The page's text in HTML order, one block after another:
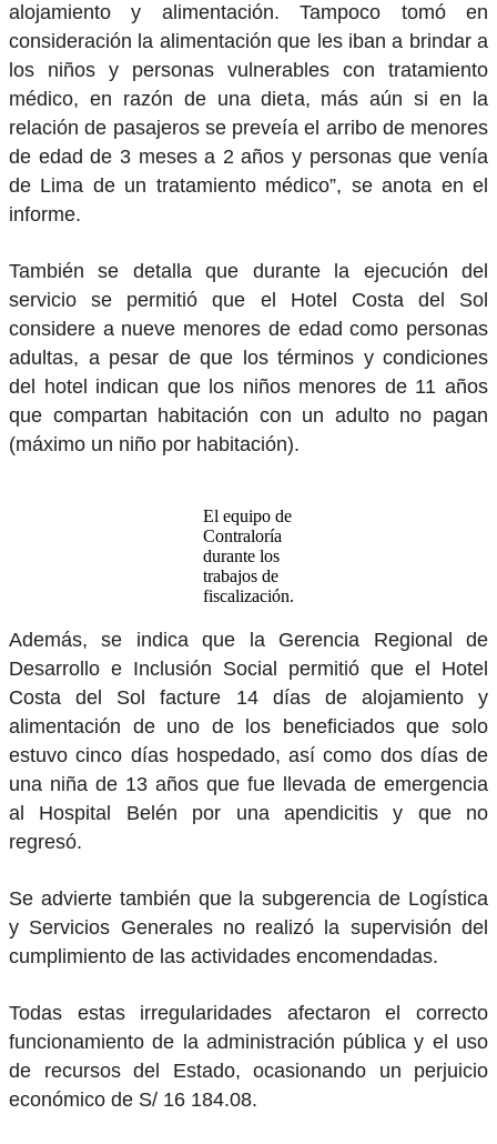
alojamiento y alimentación. Tampoco tomó en
consideración la alimentación que les iban a brindar a
los niños y personas vulnerables con tratamiento
médico, en razón de una dieta, más aún si en la
relación de pasajeros se preveía el arribo de menores
de edad de 3 meses a 2 años y personas que venía
de Lima de un tratamiento médico”, se anota en el
informe.
También se detalla que durante la ejecución del
servicio se permitió que el Hotel Costa del Sol
considere a nueve menores de edad como personas
adultas, a pesar de que los términos y condiciones
del hotel indican que los niños menores de 11 años
que compartan habitación con un adulto no pagan
(máximo un niño por habitación).
El equipo de
Contraloría
durante los
trabajos de
fiscalización.
Además, se indica que la Gerencia Regional de
Desarrollo e Inclusión Social permitió que el Hotel
Costa del Sol facture 14 días de alojamiento y
alimentación de uno de los beneficiados que solo
estuvo cinco días hospedado, así como dos días de
una niña de 13 años que fue llevada de emergencia
al Hospital Belén por una apendicitis y que no
regresó.
Se advierte también que la subgerencia de Logística
y Servicios Generales no realizó la supervisión del
cumplimiento de las actividades encomendadas.
Todas estas irregularidades afectaron el correcto
funcionamiento de la administración pública y el uso
de recursos del Estado, ocasionando un perjuicio
económico de S/ 16 184.08.